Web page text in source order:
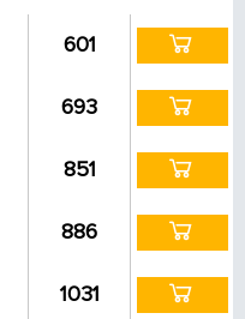
601
693
851
886
1031